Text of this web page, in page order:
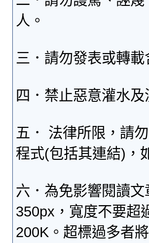
人。
三．請勿發表或轉
四．禁止惡意灌水
五． 法律所限，請
程式(包括其連結)，
六．為免影響閱讀
350px，寬度不要超
200K。超標過多者